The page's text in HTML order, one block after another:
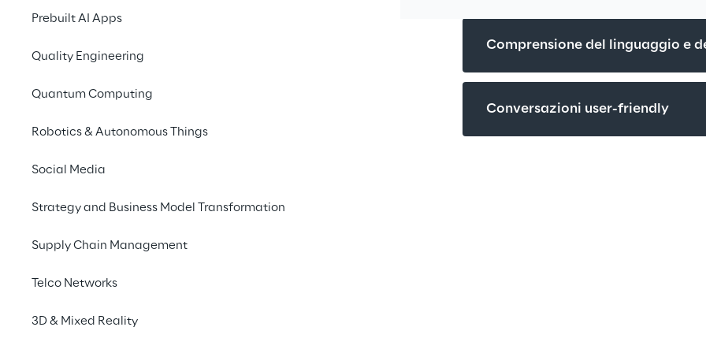
Prebuilt AI Apps
Quality Engineering
Quantum Computing
Robotics & Autonomous Things
Social Media
Strategy and Business Model Transformation
Supply Chain Management
Telco Networks
3D & Mixed Reality
tecnologie e competenze, come
l’animazione, l’intelligenza
artificiale e il machine learning.
Digital Humans. Sfruttando
utenti possono vivere esperienze
Comprensione del linguaggio e
Conversazioni user-friendly